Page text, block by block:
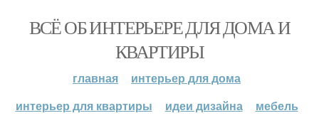
ВСЁ ОБ ИНТЕРЬЕРЕ ДЛЯ ДОМА И
КВАРТИРЫ
главная
интерьер для дома
интерьер для квартиры
идеи дизайна мебель